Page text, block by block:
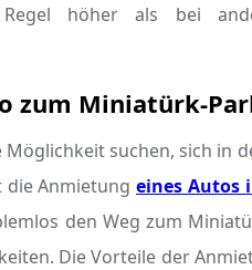
höher als bei
zum Miniatürk-
suchen, sich in
die Anmietungeines Autos
den Weg zum
Die Vorteile der